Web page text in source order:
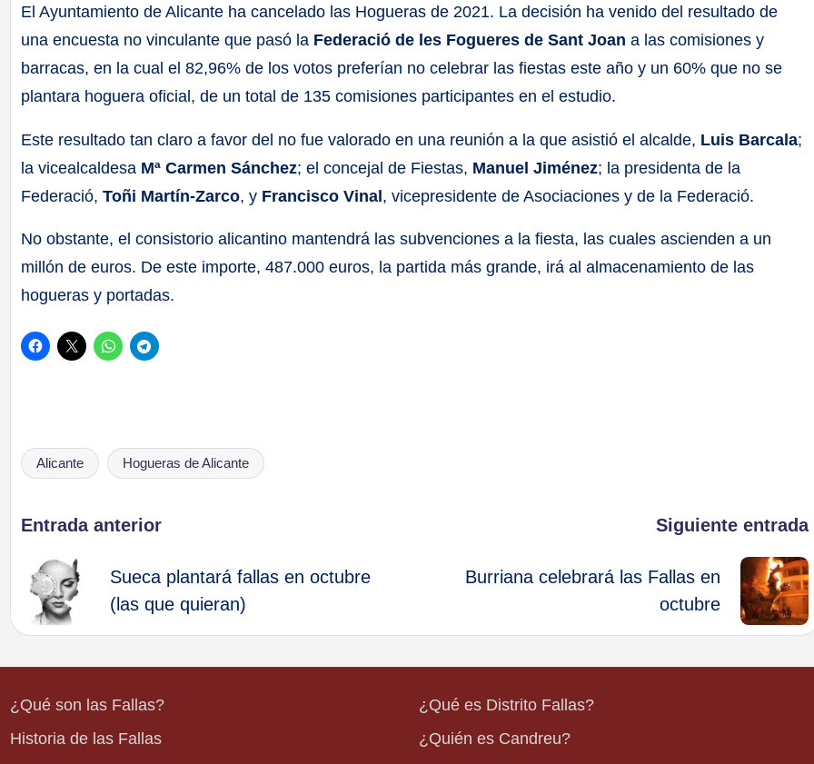
El Ayuntamiento de Alicante ha cancelado las Hogueras de 2021. La decisión ha venido del resultado de
una encuesta no vinculante que pasó la Federació de les Fogueres de Sant Joan a las comisiones y
barracas, en la cual el 82,96% de los votos preferían no celebrar las fiestas este año y un 60% que no se
plantara hoguera oficial, de un total de 135 comisiones participantes en el estudio.
Este resultado tan claro a favor del no fue valorado en una reunión a la que asistió el alcalde, Luis Barcala;
la vicealcaldesa Mª Carmen Sánchez; el concejal de Fiestas, Manuel Jiménez; la presidenta de la
Federació,Toñi Martín-Zarco, y Francisco Vinal, vicepresidente de Asociaciones y de la Federació.
No obstante, el consistorio alicantino mantendrá las subvenciones a la fiesta, las cuales ascienden a un
millón de euros. De este importe, 487.000 euros, la partida más grande, irá al almacenamiento de las
hogueras y portadas.
Etiquetas:
Alicante Hogueras de Alicante
Navegación
de
entradas
Entrada anterior
Sueca plantará fallas en octubre
(las que quieran)
Siguiente entrada
Burriana celebrará las Fallas en
octubre
¿Qué son las Fallas?
Historia de las Fallas
¿Qué es Distrito Fallas?
¿Quién es Candreu?